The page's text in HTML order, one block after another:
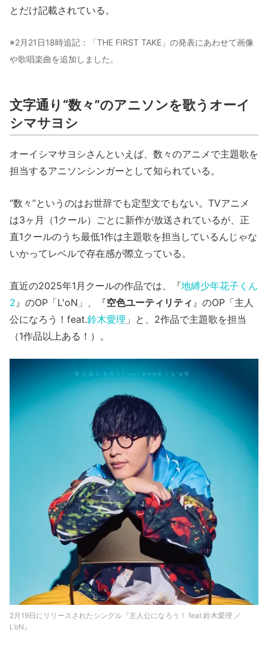
とだけ記載されている。
※2月21日18時追記：「THE FIRST TAKE」の発表にあわせて画像
や歌唱楽曲を追加しました。
文字通り“数々”のアニソンを歌うオーイ
シマサヨシ
オーイシマサヨシさんといえば、数々のアニメで主題歌を
担当するアニソンシンガーとして知られている。
“数々”というのはお世辞でも定型文でもない。TVアニメ
は3ヶ月（1クール）ごとに新作が放送されているが、正
直1クールのうち最低1作は主題歌を担当しているんじゃな
いかってレベルで存在感が際立っている。
直近の2025年1月クールの作品では、『地縛少年花子くん
2 』のOP「L'oN」、『空色ユーティリティ 』のOP「主人
公になろう！feat.鈴木愛理 」と、2作品で主題歌を担当
（1作品以上ある！）。
2月19日にリリースされたシングル『主人公になろう！ feat.鈴木愛理 ／
L’oN』